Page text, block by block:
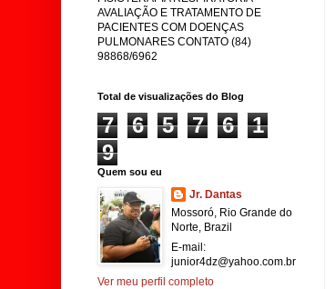
AVALIAÇÃO E TRATAMENTO DE
PACIENTES COM DOENÇAS
PULMONARES CONTATO (84)
98868/6962
Total de visualizações do Blog
7 6 5 7 6
1
9
Quem sou eu
Jr. Dantas
Mossoró, Rio Grande do
Norte, Brazil
E-mail:
junior4dz@yahoo.com.br
Ver meu perfil completo